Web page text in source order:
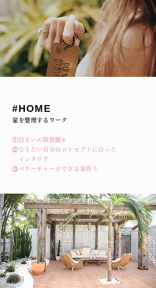
​#HOME
家を整理するワーク
①住まいの断捨離®︎
②なりたい自分のコンセプトに合った
インテリア
③パワーチャージできる家作り